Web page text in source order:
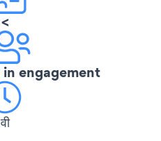
<
in engagement
वी